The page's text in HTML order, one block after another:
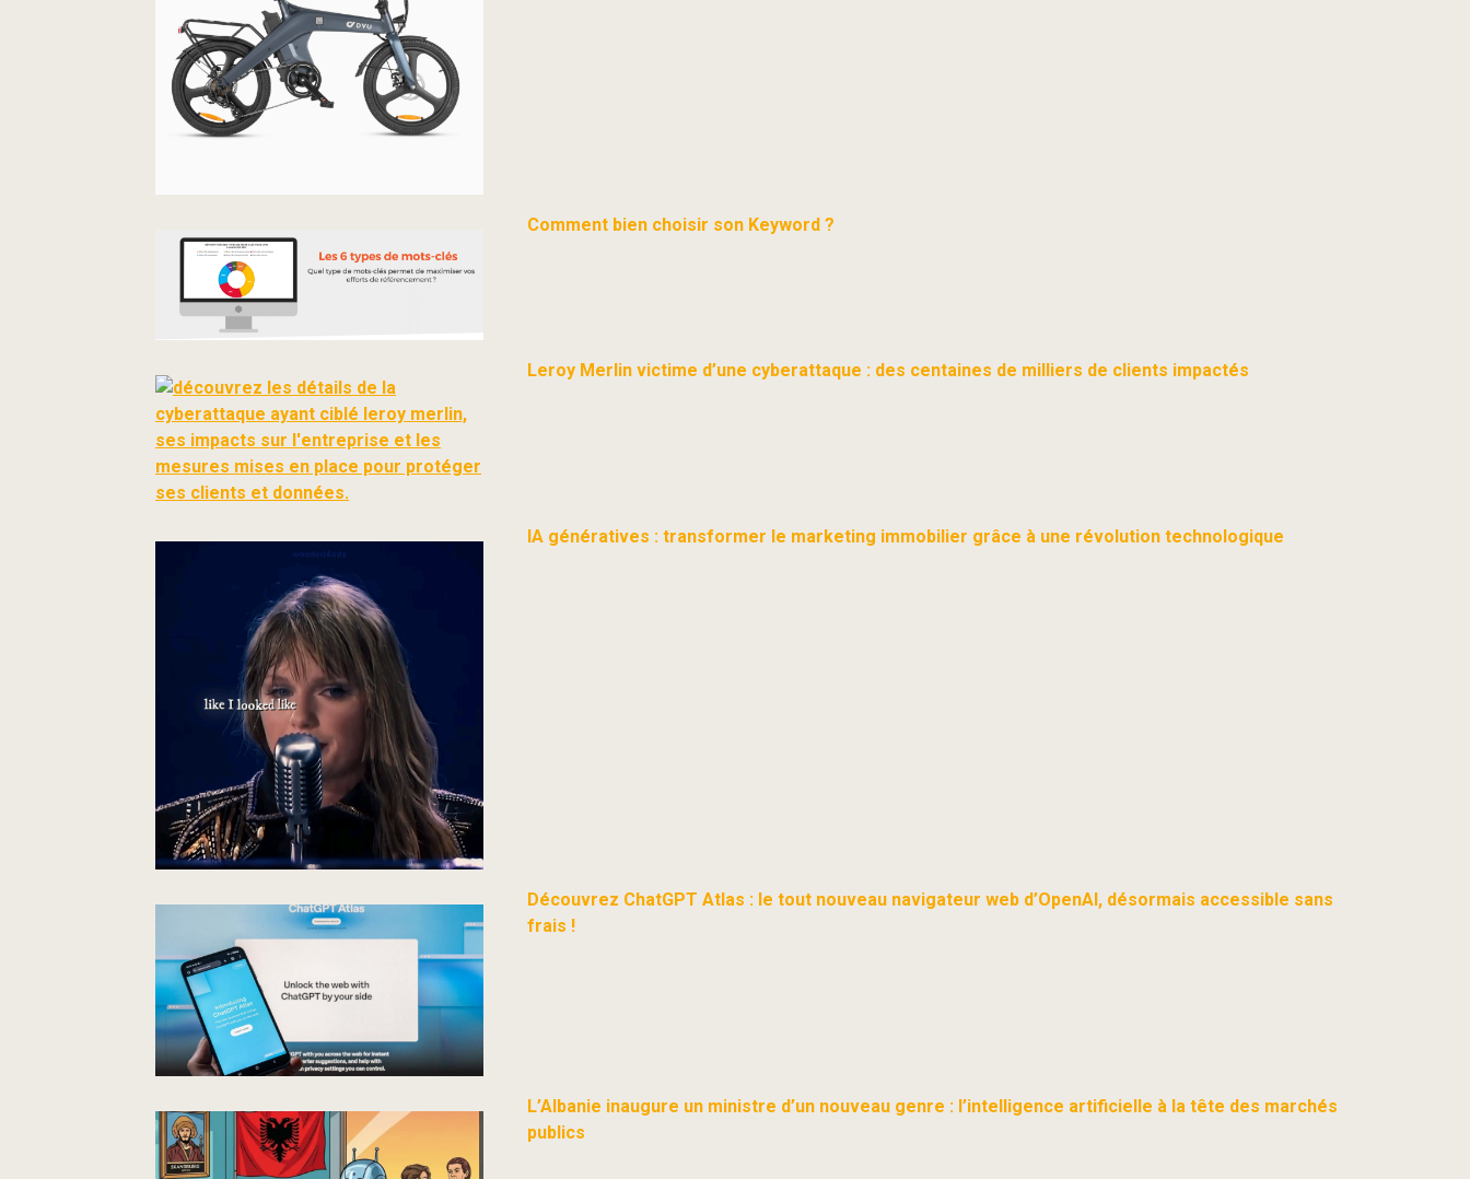
Comment bien choisir son Keyword ?
Leroy Merlin victime d’une cyberattaque : des centaines de milliers de clients impactés
IA génératives : transformer le marketing immobilier grâce à une révolution technologique
Découvrez ChatGPT Atlas : le tout nouveau navigateur web d’OpenAI, désormais accessible sans
frais !
L’Albanie inaugure un ministre d’un nouveau genre : l’intelligence artificielle à la tête des marchés
publics